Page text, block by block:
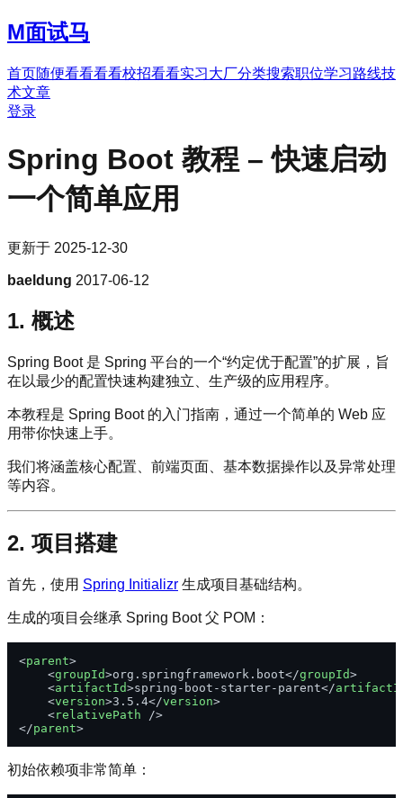
M面试马
首页随便看看看看校招看看实习大厂分类搜索职位学习路线技
术文章
登录
Spring Boot 教程 – 快速启动
一个简单应用
更新于 2025-12-30
baeldung 2017-06-12
1. 概述
Spring Boot 是 Spring 平台的一个“约定优于配置”的扩展，旨
在以最少的配置快速构建独立、生产级的应用程序。
本教程是 Spring Boot 的入门指南，通过一个简单的 Web 应
用带你快速上手。
我们将涵盖核心配置、前端页面、基本数据操作以及异常处理
等内容。
2. 项目搭建
首先，使用 Spring Initializr 生成项目基础结构。
生成的项目会继承 Spring Boot 父 POM：
<parent>
<groupId>org.springframework.boot</groupId>
<artifactId>spring-boot-starter-parent</
<version>3.5.4</version>
<relativePath />
</parent>
初始依赖项非常简单：